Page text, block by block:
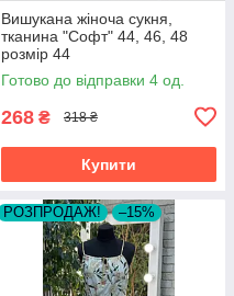
Вишукана жіноча сукня,
тканина "Софт" 44, 46, 48
розмір 44
Готово до відправки 4 од.
268 ₴ 318 ₴
Купити
РОЗПРОДАЖ! –15%